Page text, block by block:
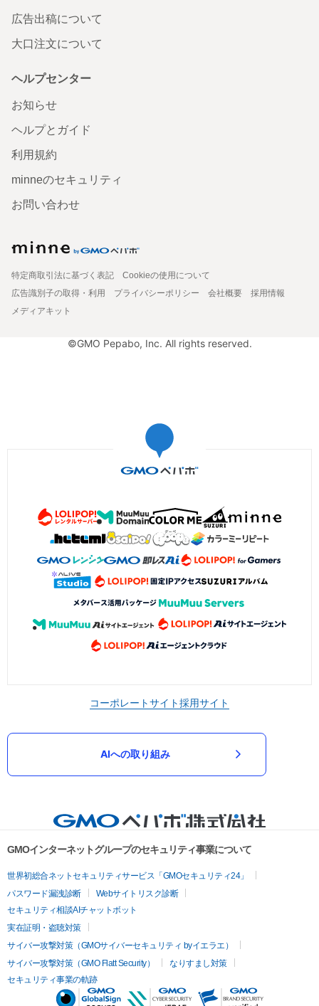
広告出稿について
大口注文について
ヘルプセンター
お知らせ
ヘルプとガイド
利用規約
minneのセキュリティ
お問い合わせ
特定商取引法に基づく表記
Cookieの使用について
広告識別子の取得・利用
プライバシーポリシー 会社概要
採用情報
メディアキット
©GMO Pepabo, Inc. All rights reserved.
コーポレートサイト採用サイト
AIへの取り組み
GMOインターネットグループのセキュリティ事業について
世界初総合ネットセキュリティサービス「GMOセキュリティ24」
パスワード漏洩診断
Webサイトリスク診断
セキュリティ相談AIチャットボット
実在証明・盗聴対策
サイバー攻撃対策（GMOサイバーセキュリティ byイエラエ）
サイバー攻撃対策（GMO Flatt Security）
なりすまし対策
セキュリティ事業の軌跡